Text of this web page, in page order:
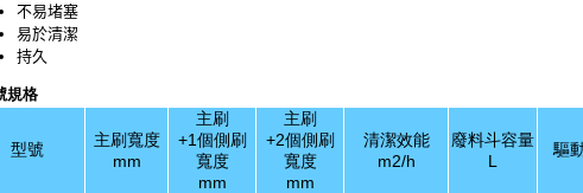
不易堵塞
易於清潔
持久
規格
型號
主刷寬度
mm
主刷
+1個側刷
寬度
mm
主刷
+2個側刷
寬度
mm
清潔效能
m2/h
廢料斗容量
L
驅